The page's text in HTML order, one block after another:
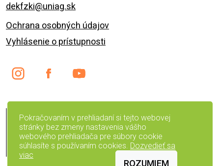
Pokračovaním v prehliadaní si tejto webovej
stránky bez zmeny nastavenia vášho
webového prehliadača pre súbory cookie
súhlasíte s používaním cookies. Dozvedieť sa
viac
ROZUMIEM
dekfzki@uniag.sk
Ochrana osobných údajov
Vyhlásenie o prístupnosti
English version
Preskočiť navigáciu
Čiernobiela verzia